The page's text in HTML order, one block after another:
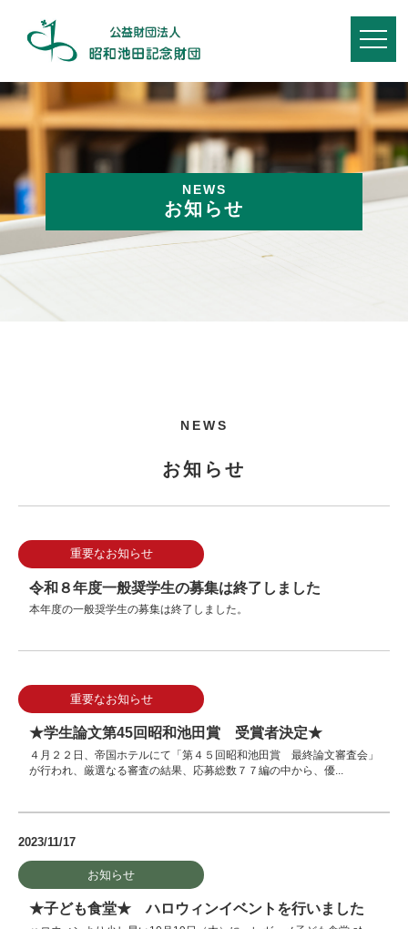
NEWS
お知らせ
NEWS
お知らせ
重要なお知らせ
令和８年度一般奨学生の募集は終了しました
本年度の一般奨学生の募集は終了しました。
重要なお知らせ
★学生論文第45回昭和池田賞 受賞者決定★
４月２２日、帝国ホテルにて「第４５回昭和池田賞 最終論文審査会」
が行われ、厳選なる審査の結果、応募総数７７編の中から、優...
2023/11/17
お知らせ
★子ども食堂★ ハロウィンイベントを行いました